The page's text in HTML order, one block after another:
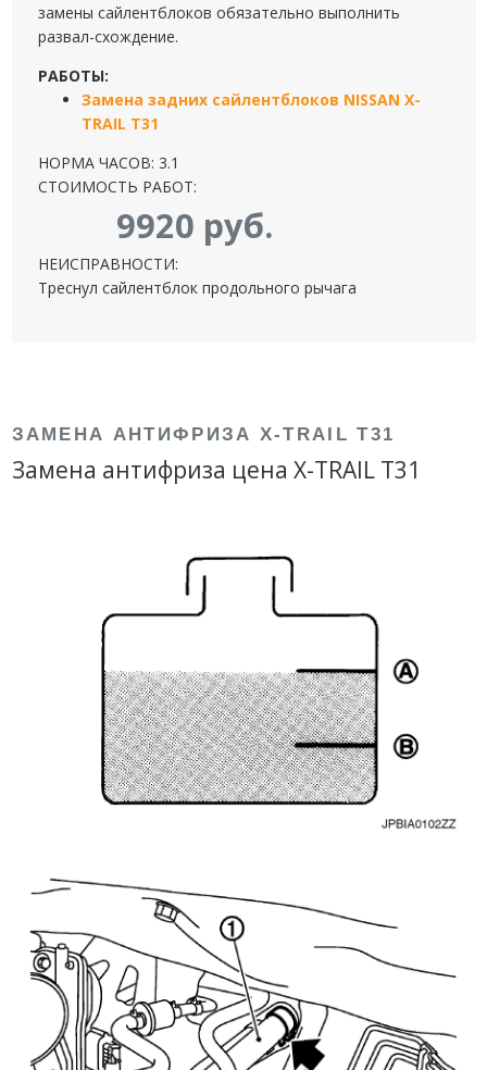
замены сайлентблоков обязательно выполнить
развал-схождение.
РАБОТЫ:
Замена задних сайлентблоков NISSAN X-
TRAIL T31
НОРМА ЧАСОВ: 3.1
СТОИМОСТЬ РАБОТ:
9920 руб.
НЕИСПРАВНОСТИ:
Треснул сайлентблок продольного рычага
ЗАМЕНА АНТИФРИЗА X-TRAIL T31
Замена антифриза цена X-TRAIL T31